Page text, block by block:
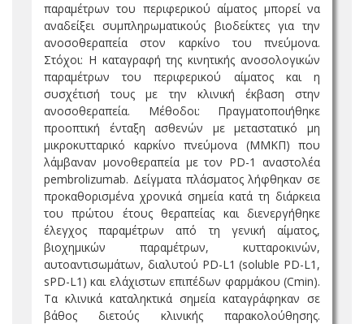
παραμέτρων του περιφερικού αίματος μπορεί να
αναδείξει συμπληρωματικούς βιοδείκτες για την
ανοσοθεραπεία στον καρκίνο του πνεύμονα.
Στόχοι: Η καταγραφή της κινητικής ανοσολογικών
παραμέτρων του περιφερικού αίματος και η
συσχέτισή τους με την κλινική έκβαση στην
ανοσοθεραπεία. Μέθοδοι: Πραγματοποιήθηκε
προοπτική ένταξη ασθενών με μεταστατικό μη
μικροκυτταρικό καρκίνο πνεύμονα (ΜΜΚΠ) που
λάμβαναν μονοθεραπεία με τον PD-1 αναστολέα
pembrolizumab. Δείγματα πλάσματος λήφθηκαν σε
προκαθορισμένα χρονικά σημεία κατά τη διάρκεια
του πρώτου έτους θεραπείας και διενεργήθηκε
έλεγχος παραμέτρων από τη γενική αίματος,
βιοχημικών παραμέτρων, κυτταροκινών,
αυτοαντισωμάτων, διαλυτού PD-L1 (soluble PD-L1,
sPD-L1) και ελάχιστων επιπέδων φαρμάκου (Cmin).
Τα κλινικά καταληκτικά σημεία καταγράφηκαν σε
βάθος διετούς κλινικής παρακολούθησης.